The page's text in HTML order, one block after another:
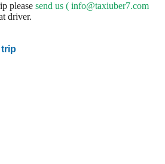
please send us ( info@taxiuber7.com
driver.